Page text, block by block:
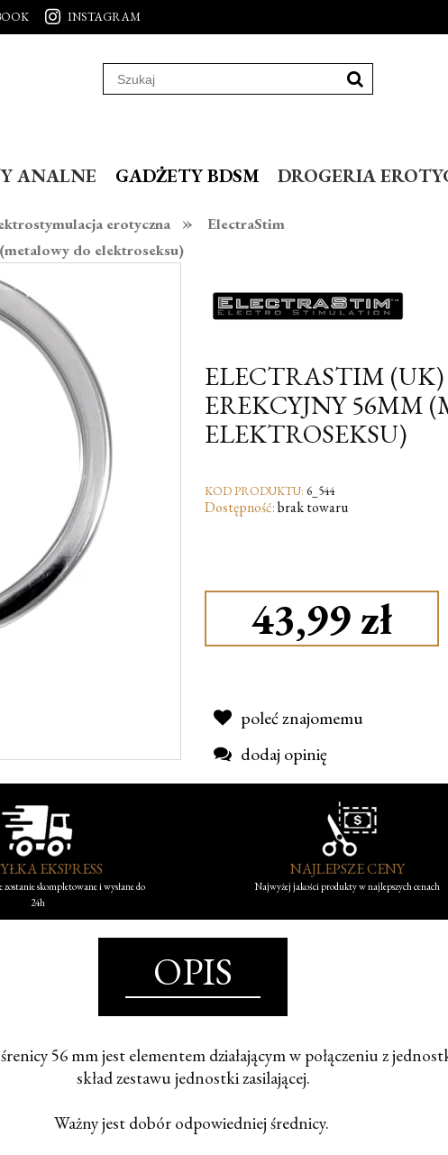
ANALNE GADŻETY BDSM DROGERIA
erotyczna » ElectraStim
do elektroseksu)
INSTAGRAM
ELECTRASTIM (UK)
EREKCYJNY 56MM
ELEKTROSEKSU)
KOD PRODUKTU: 6_544
Dostępność:brak towaru
43,99 zł
poleć znajomemu
dodaj opinię
EKSPRESS
skompletowane i wysłane do
24h
NAJLEPSZE CENY
Najwyżej jakości produkty w najlepszych cenach
OPIS
56 mm jest elementem działającym w połączeniu z
skład zestawu jednostki zasilającej.
Ważny jest dobór odpowiedniej średnicy.